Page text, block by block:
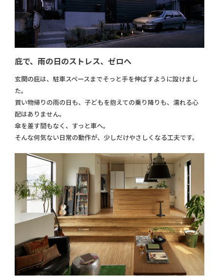
庇で、雨の日のストレス、ゼロへ
玄関の庇は、駐車スペースまでそっと手を伸ばすように設けまし
た。
買い物帰りの雨の日も、子どもを抱えての乗り降りも、濡れる心
配はありません。
傘を差す間もなく、すっと車へ。
そんな何気ない日常の動作が、少しだけやさしくなる工夫です。